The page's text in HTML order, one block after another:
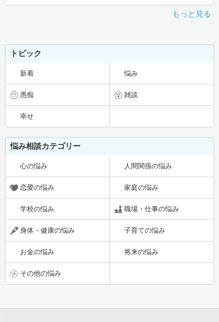
もっと見る
トピック
新着 悩み
愚痴 雑談
幸せ
悩み相談カテゴリー
心の悩み 人間関係の悩み
恋愛の悩み 家庭の悩み
学校の悩み 職場・仕事の悩み
身体・健康の悩み 子育ての悩み
お金の悩み 将来の悩み
その他の悩み